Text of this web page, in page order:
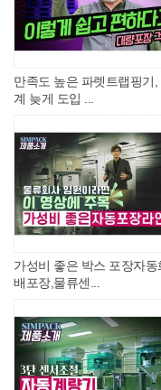
만족도 높은 파렛트랩핑기,
계 늦게 도입 ...
가성비 좋은 박스 포장자동
배포장,물류센...